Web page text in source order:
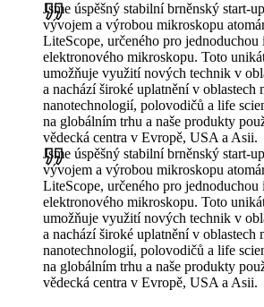
Jsme úspěšný stabilní brněnský start-
vývojem a výrobou mikroskopu
LiteScope, určeného pro jednoduchou
elektronového mikroskopu. Toto
umožňuje využití nových technik v
a nachází široké uplatnění v oblastech
nanotechnologií, polovodičů a life
na globálním trhu a naše produkty
vědecká centra v Evropě, USA a Asii.
Jsme úspěšný stabilní brněnský start-
vývojem a výrobou mikroskopu
LiteScope, určeného pro jednoduchou
elektronového mikroskopu. Toto
umožňuje využití nových technik v
a nachází široké uplatnění v oblastech
nanotechnologií, polovodičů a life
na globálním trhu a naše produkty
vědecká centra v Evropě, USA a Asii.